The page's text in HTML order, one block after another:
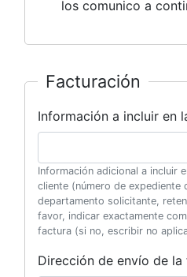
los comunico a
Facturación
Información a incluir en
Información adicional a incluir
cliente (número de expediente
departamento solicitante,
favor, indicar exactamente
factura (si no, escribir no
Dirección de envío de